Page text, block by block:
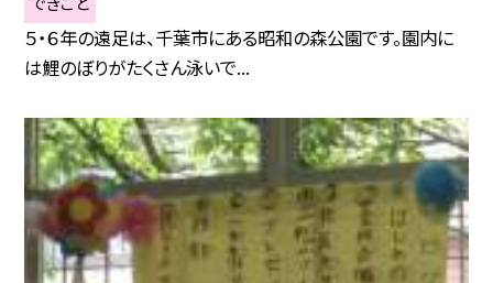
５・６年の遠足は、千葉市にある昭和の森公園です。園内に
は鯉のぼりがたくさん泳いで...